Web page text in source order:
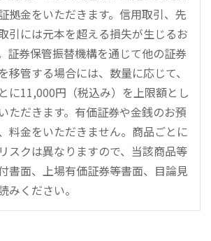
拠金をいただきます。信用取引、先
引には元本を超える損失が生じるお
証券保管振替機構を通じて他の証券
移管する場合には、数量に応じて、
に11,000円（税込み）を上限額とし
ただきます。有価証券や金銭のお預
料金をいただきません。商品ごとに
スクは異なりますので、当該商品等
書面、上場有価証券等書面、目論見
みください。